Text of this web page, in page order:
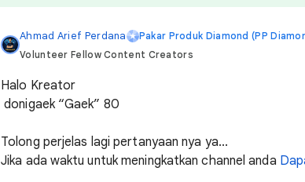
Ahmad Arief Perdana
Pakar Produk Diamond (PP
Volunteer Fellow Content Creators
Halo Kreator
donigaek “Gaek” 80
Tolong perjelas lagi pertanyaan nya ya...
Jika ada waktu untuk meningkatkan channel anda